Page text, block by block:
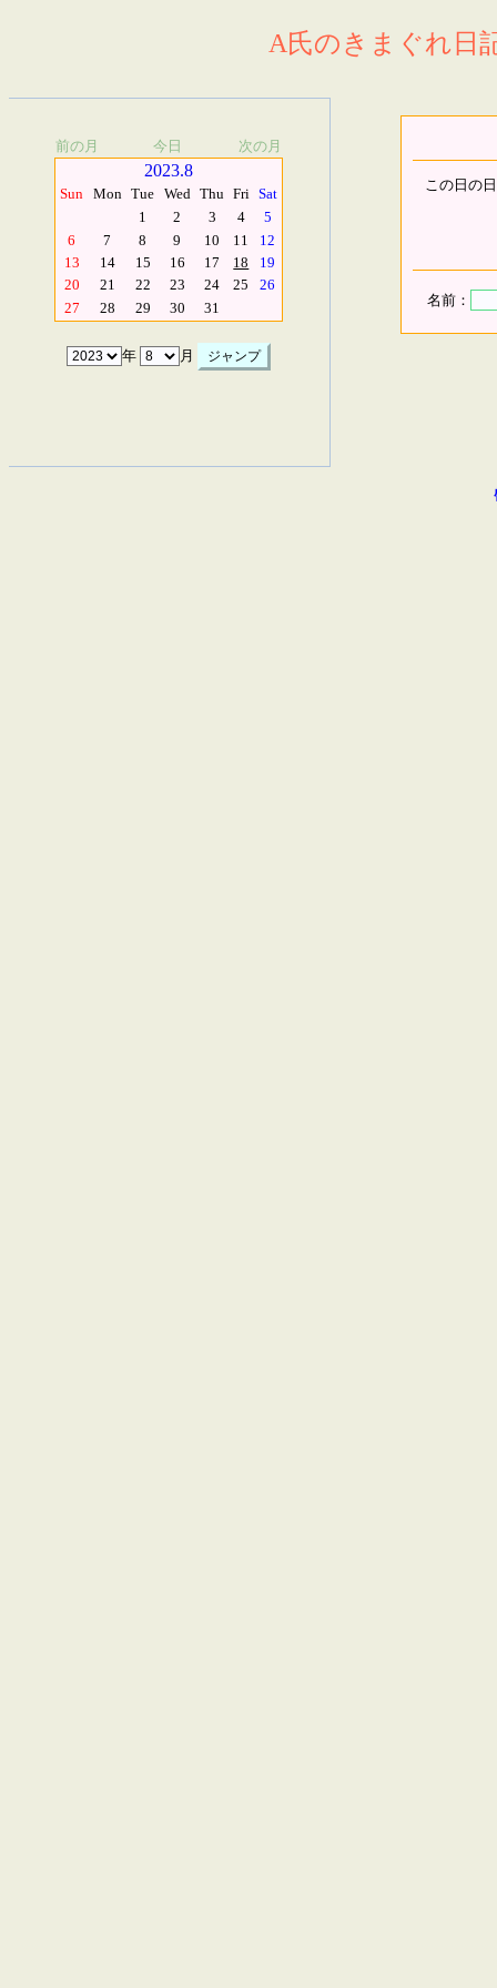
A氏のきまぐれ日
前の月 今日 次の月
2023.8
Sun Mon Tue Wed Thu Fri Sat
1
2 3 4
5
6
7 8 9 10 11
12
13
14 15 16 17 18
19
20
21 22 23 24 25
26
27
28 29 30 31
年 月
この日の
名前：